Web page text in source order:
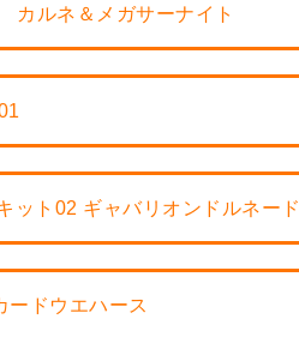
カルネ＆メガサーナイト
ット02 ギャバリオンドルネード
ードウエハース